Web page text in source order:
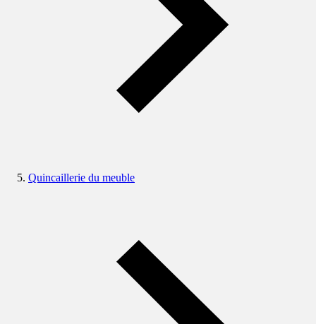
Quincaillerie du meuble